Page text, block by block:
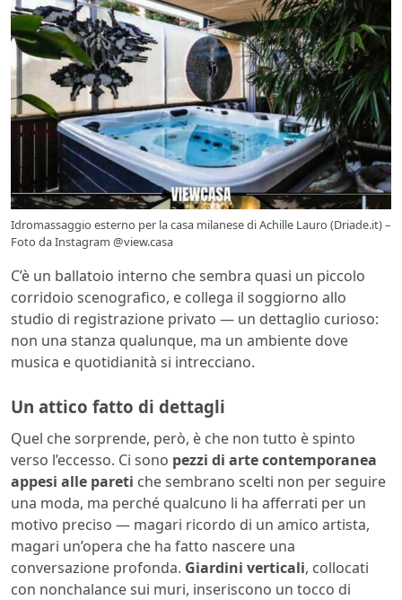
Idromassaggio esterno per la casa milanese di Achille Lauro (Driade.it) –
Foto da Instagram @view.casa
C’è un ballatoio interno che sembra quasi un piccolo
corridoio scenografico, e collega il soggiorno allo
studio di registrazione privato — un dettaglio curioso:
non una stanza qualunque, ma un ambiente dove
musica e quotidianità si intrecciano.
Un attico fatto di dettagli
Quel che sorprende, però, è che non tutto è spinto
verso l’eccesso. Ci sono pezzi di arte contemporanea
appesi alle pareti che sembrano scelti non per seguire
una moda, ma perché qualcuno li ha afferrati per un
motivo preciso — magari ricordo di un amico artista,
magari un’opera che ha fatto nascere una
conversazione profonda. Giardini verticali, collocati
con nonchalance sui muri, inseriscono un tocco di